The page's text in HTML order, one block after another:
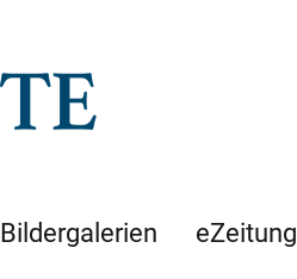
Bildergalerien eZeitung